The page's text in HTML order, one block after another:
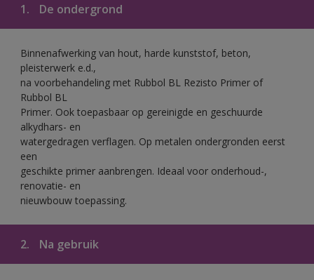
1. De ondergrond
Binnenafwerking van hout, harde kunststof, beton,
pleisterwerk e.d.,
na voorbehandeling met Rubbol BL Rezisto Primer of
Rubbol BL
Primer. Ook toepasbaar op gereinigde en geschuurde
alkydhars- en
watergedragen verflagen. Op metalen ondergronden eerst
een
geschikte primer aanbrengen. Ideaal voor onderhoud-,
renovatie- en
nieuwbouw toepassing.
2. Na gebruik